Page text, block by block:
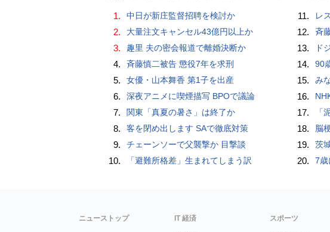
1. 中日が新庄監督招聘を検討か
2. 大量注文キャンセル43億円以上か
3. 趣里 夫の密会報道で離婚決断か
4. 斉藤慎二被告 懲役7年を求刑
5. 女優・山本舞香 第1子を出産
6. 深夜アニメに喫煙描写 BPOで議論
7. 関東「真夏の暑さ」は終了か
8. 客を閉め出します SAで徹底対策
9. チェーンソーで父襲撃か 目撃談
10. 「避難所格差」生まれてしまう訳
11. レ
12. 斉
13. ド
14. 90
15. み
16.
17. 「
18. 脳
19. 茨
20. 7歳
ニューストップ IT 経済 スポーツ